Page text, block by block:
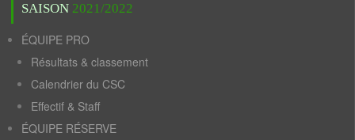
SAISON 2021/2022
ÉQUIPE PRO
Résultats & classement
Calendrier du CSC
Effectif & Staff
ÉQUIPE RÉSERVE